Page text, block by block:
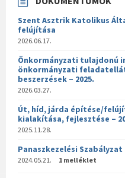
Szent Asztrik Katolikus
felújítása
2026.06.17.
Önkormányzati tulajdonú
önkormányzati
beszerzések – 2025.
2026.03.27.
Út, híd, járda építése/
kialakítása, fejlesztése –
2025.11.28.
Panaszkezelési Szabályzat
2024.05.21. 1 melléklet